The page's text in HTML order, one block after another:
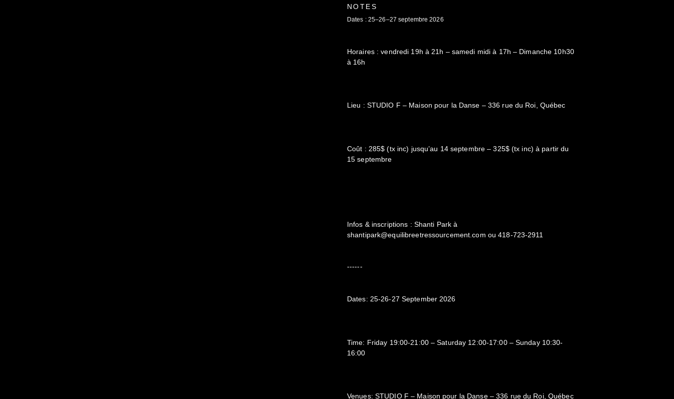
NOTES
Dates : 25–26–27 septembre 2026
Horaires : vendredi 19h à 21h – samedi midi à 17h – Dimanche 10h30
à 16h
Lieu : STUDIO F – Maison pour la Danse – 336 rue du Roi, Québec
Coût : 285$ (tx inc) jusqu’au 14 septembre – 325$ (tx inc) à partir du
15 septembre
Infos & inscriptions : Shanti Park à
shantipark@equilibreetressourcement.com ou 418-723-2911
------
Dates: 25-26-27 September 2026
Time: Friday 19:00-21:00 – Saturday 12:00-17:00 – Sunday 10:30-
16:00
Venues: STUDIO F – Maison pour la Danse – 336 rue du Roi, Québec